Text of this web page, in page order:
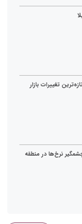
تغییرات بازار
نرخ‌ها در منطقه